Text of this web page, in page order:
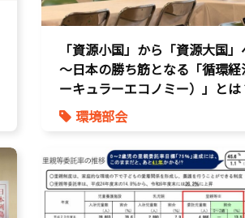
「資源小国」から「資源大国」
〜日本の勝ち筋となる「循環経
ーキュラーエコノミー）」とは
環境部会